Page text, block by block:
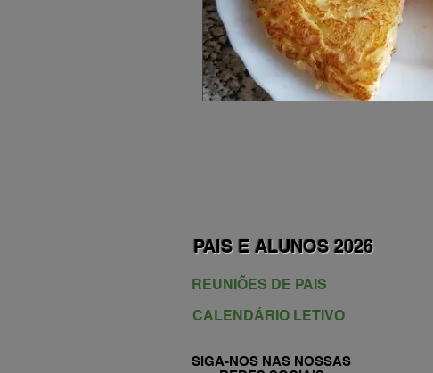
PAIS E ALUNOS 2026
REUNIÕES DE PAIS
CALENDÁRIO LETIVO
SIGA-NOS NAS NOSSAS